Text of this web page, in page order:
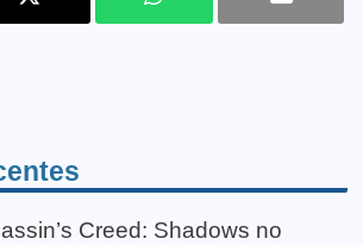
Creed: Shadows no